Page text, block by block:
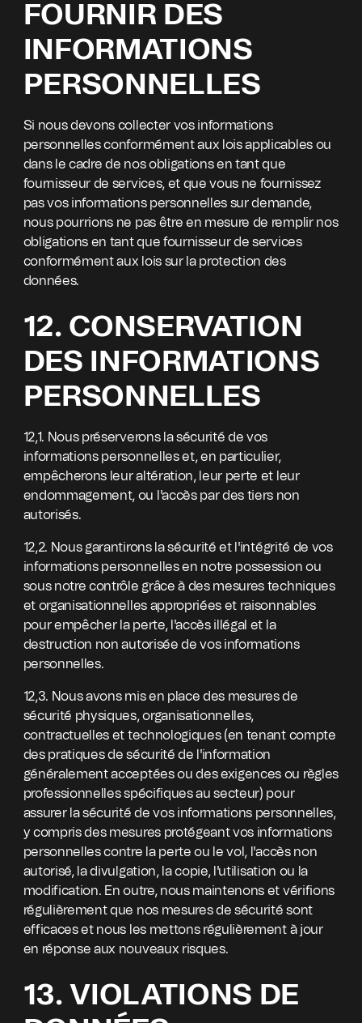
FOURNIR DES
INFORMATIONS
PERSONNELLES
Si nous devons collecter vos informations
personnelles conformément aux lois applicables ou
dans le cadre de nos obligations en tant que
fournisseur de services, et que vous ne fournissez
pas vos informations personnelles sur demande,
nous pourrions ne pas être en mesure de remplir nos
obligations en tant que fournisseur de services
conformément aux lois sur la protection des
données.
12. CONSERVATION
DES INFORMATIONS
PERSONNELLES
12,1. Nous préserverons la sécurité de vos
informations personnelles et, en particulier,
empêcherons leur altération, leur perte et leur
endommagement, ou l'accès par des tiers non
autorisés.
12,2. Nous garantirons la sécurité et l'intégrité de vos
informations personnelles en notre possession ou
sous notre contrôle grâce à des mesures techniques
et organisationnelles appropriées et raisonnables
pour empêcher la perte, l'accès illégal et la
destruction non autorisée de vos informations
personnelles.
12,3. Nous avons mis en place des mesures de
sécurité physiques, organisationnelles,
contractuelles et technologiques (en tenant compte
des pratiques de sécurité de l'information
généralement acceptées ou des exigences ou règles
professionnelles spécifiques au secteur) pour
assurer la sécurité de vos informations personnelles,
y compris des mesures protégeant vos informations
personnelles contre la perte ou le vol, l'accès non
autorisé, la divulgation, la copie, l'utilisation ou la
modification. En outre, nous maintenons et vérifions
régulièrement que nos mesures de sécurité sont
efficaces et nous les mettons régulièrement à jour
en réponse aux nouveaux risques.
13. VIOLATIONS DE